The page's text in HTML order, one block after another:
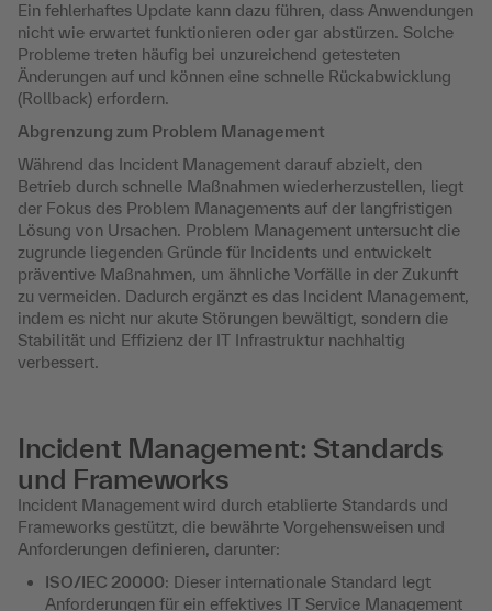
Ein fehlerhaftes Update kann dazu führen, dass Anwendungen
nicht wie erwartet funktionieren oder gar abstürzen. Solche
Probleme treten häufig bei unzureichend getesteten
Änderungen auf und können eine schnelle Rückabwicklung
(Rollback) erfordern.
Abgrenzung zum Problem Management
Während das Incident Management darauf abzielt, den
Betrieb durch schnelle Maßnahmen wiederherzustellen, liegt
der Fokus des Problem Managements auf der langfristigen
Lösung von Ursachen. Problem Management untersucht die
zugrunde liegenden Gründe für Incidents und entwickelt
präventive Maßnahmen, um ähnliche Vorfälle in der Zukunft
zu vermeiden. Dadurch ergänzt es das Incident Management,
indem es nicht nur akute Störungen bewältigt, sondern die
Stabilität und Effizienz der IT Infrastruktur nachhaltig
verbessert.
Incident Management: Standards
und Frameworks
Incident Management wird durch etablierte Standards und
Frameworks gestützt, die bewährte Vorgehensweisen und
Anforderungen definieren, darunter:
ISO/IEC 20000: Dieser internationale Standard legt
Anforderungen für ein effektives IT Service Management